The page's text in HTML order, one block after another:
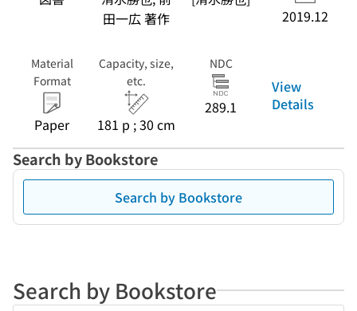
田一広 著作
2019.12
Material
Format
Paper
Capacity, size,
etc.
181 p ; 30 cm
NDC
289.1
View
Details
Search by Bookstore
Search by Bookstore
Search by Bookstore